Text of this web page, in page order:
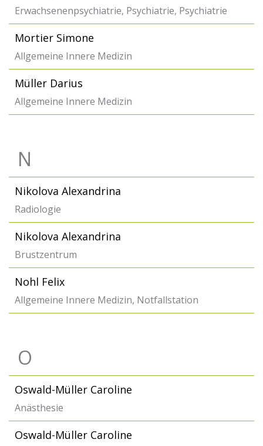
Erwachsenenpsychiatrie, Psychiatrie, Psychiatrie
Mortier Simone
Allgemeine Innere Medizin
Müller Darius
Allgemeine Innere Medizin
N
Nikolova Alexandrina
Radiologie
Nikolova Alexandrina
Brustzentrum
Nohl Felix
Allgemeine Innere Medizin, Notfallstation
O
Oswald-Müller Caroline
Anästhesie
Oswald-Müller Caroline